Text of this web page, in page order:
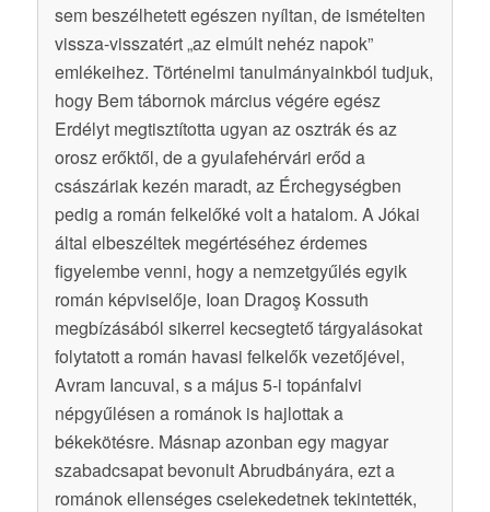
sem beszélhetett egészen nyíltan, de ismételten
vissza-visszatért „az elmúlt nehéz napok”
emlékeihez. Történelmi tanulmányainkból tudjuk,
hogy Bem tábornok március végére egész
Erdélyt megtisztította ugyan az osztrák és az
orosz erőktől, de a gyulafehérvári erőd a
császáriak kezén maradt, az Érchegységben
pedig a román felkelőké volt a hatalom. A Jókai
által elbeszéltek megértéséhez érdemes
figyelembe venni, hogy a nemzetgyűlés egyik
román képviselője, Ioan Dragoş Kossuth
megbízásából sikerrel kecsegtető tárgyalásokat
folytatott a román havasi felkelők vezetőjével,
Avram Iancuval, s a május 5-i topánfalvi
népgyűlésen a románok is hajlottak a
békekötésre. Másnap azonban egy magyar
szabadcsapat bevonult Abrudbányára, ezt a
románok ellenséges cselekedetnek tekintették,